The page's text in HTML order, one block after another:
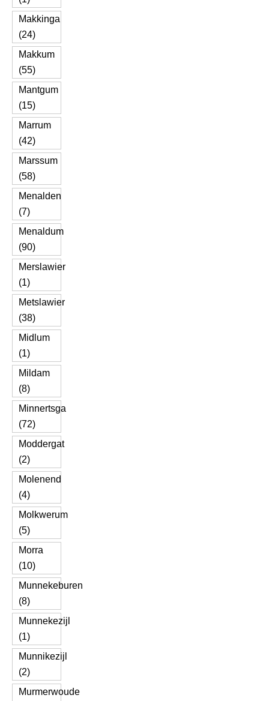
Makkinga
(24)
Makkum
(55)
Mantgum
(15)
Marrum
(42)
Marssum
(58)
Menalden
(7)
Menaldum
(90)
Merslawier
(1)
Metslawier
(38)
Midlum
(1)
Mildam
(8)
Minnertsga
(72)
Moddergat
(2)
Molenend
(4)
Molkwerum
(5)
Morra
(10)
Munnekeburen
(8)
Munnekezijl
(1)
Munnikezijl
(2)
Murmerwoude